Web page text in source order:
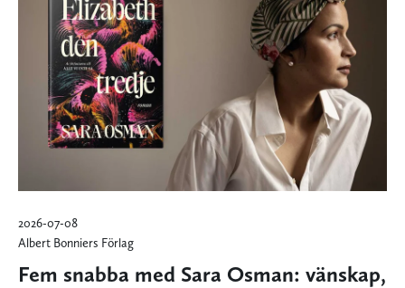
2026-07-08
Albert Bonniers Förlag
Fem snabba med Sara Osman: vänskap,